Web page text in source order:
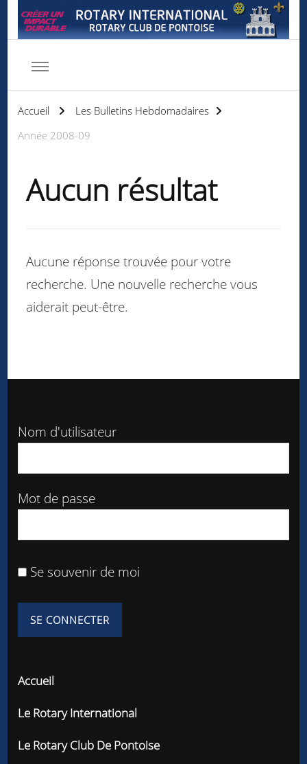
Accueil
Les Bulletins Hebdomadaires
Année 2008-09
Aucun résultat
Aucune réponse trouvée pour votre
recherche. Une nouvelle recherche vous
aiderait peut-être.
Nom d'utilisateur
Mot de passe
Se souvenir de moi
Accueil
Le Rotary International
Le Rotary Club De Pontoise